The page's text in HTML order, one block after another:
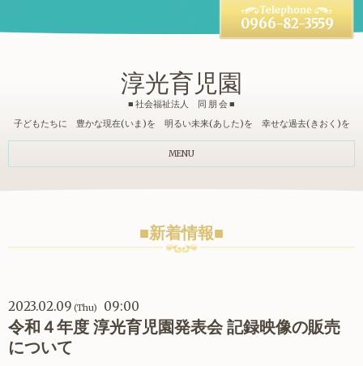
淳光育児園
■ 社会福祉法人 同 朋 会 ■
子どもたちに 豊かな現在(いま)を 明るい未来(あした)を 幸せな過去(きおく)を
0966-82-3559
MENU
■新着情報■
2023.02.09 (Thu) 09:00
令和４年度 淳光育児園発表会 記録映像の販売
について